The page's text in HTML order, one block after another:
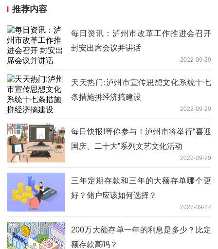
推荐内容
每日资讯：泸州市改革工作推进会召开
封安出席会议并讲话
2022-09-29
天天热门:泸州市宣传思想文化系统十七
条措施拼经济搞建设
2022-09-29
每日快报!等你参与！泸州市将举行“喜迎
国庆、二十大”系列文艺文化活动
2022-09-29
三年定期存款和三年的大额存单哪个更
好？储户应该如何选择？
2022-09-27
200万大额存单一年的利息是多少？比定
额存款高吗？